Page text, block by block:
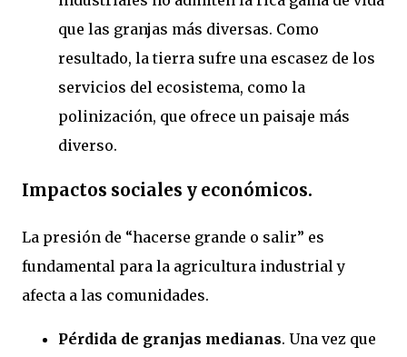
que las granjas más diversas. Como
resultado, la tierra sufre una escasez de los
servicios del ecosistema, como la
polinización, que ofrece un paisaje más
diverso.
Impactos sociales y económicos.
La presión de “hacerse grande o salir” es
fundamental para la agricultura industrial y
afecta a las comunidades.
Pérdida de granjas medianas. Una vez que